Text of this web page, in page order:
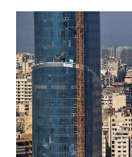
und Kandidaten der
Wahl.
Audio-Archiv